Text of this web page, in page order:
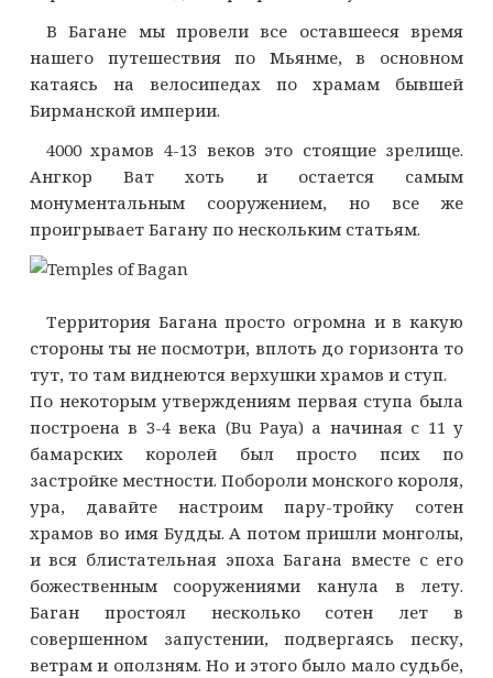
В Багане мы провели все оставшееся время
нашего путешествия по Мьянме, в основном
катаясь на велосипедах по храмам бывшей
Бирманской империи.
4000 храмов 4-13 веков это стоящие зрелище.
Ангкор Ват хоть и остается самым
монументальным сооружением, но все же
проигрывает Багану по нескольким статьям.
Территория Багана просто огромна и в какую
стороны ты не посмотри, вплоть до горизонта то
тут, то там виднеются верхушки храмов и ступ.
По некоторым утверждениям первая ступа была
построена в 3-4 века (Bu Paya) а начиная с 11 у
бамарских королей был просто псих по
застройке местности. Побороли монского короля,
ура, давайте настроим пару-тройку сотен
храмов во имя Будды. А потом пришли монголы,
и вся блистательная эпоха Багана вместе с его
божественным сооружениями канула в лету.
Баган простоял несколько сотен лет в
совершенном запустении, подвергаясь песку,
ветрам и оползням. Но и этого было мало судьбе,